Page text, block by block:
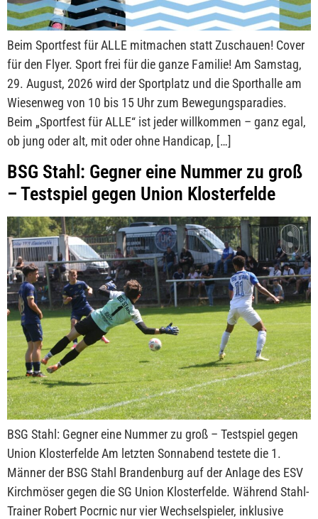
Beim Sportfest für ALLE mitmachen statt Zuschauen! Cover
für den Flyer. Sport frei für die ganze Familie! Am Samstag,
29. August, 2026 wird der Sportplatz und die Sporthalle am
Wiesenweg von 10 bis 15 Uhr zum Bewegungsparadies.
Beim „Sportfest für ALLE“ ist jeder willkommen – ganz egal,
ob jung oder alt, mit oder ohne Handicap, […]
BSG Stahl: Gegner eine Nummer zu groß
– Testspiel gegen Union Klosterfelde
BSG Stahl: Gegner eine Nummer zu groß – Testspiel gegen
Union Klosterfelde Am letzten Sonnabend testete die 1.
Männer der BSG Stahl Brandenburg auf der Anlage des ESV
Kirchmöser gegen die SG Union Klosterfelde. Während Stahl-
Trainer Robert Pocrnic nur vier Wechselspieler, inklusive